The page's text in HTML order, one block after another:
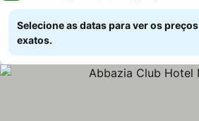
Selecione as datas para ver os preços
exatos.